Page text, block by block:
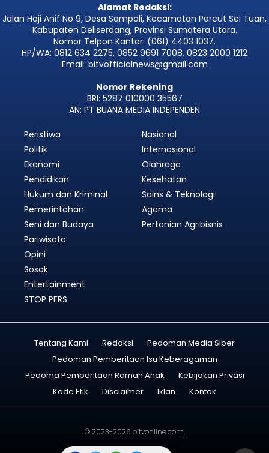
Alamat Redaksi:
Jalan Haji Anif No 9, Desa Sampali, Kecamatan Percut Sei Tuan,
Kabupaten Deliserdang, Provinsi Sumatera Utara.
Nomor Telpon Kantor: (061) 4403 1037.
HP/WA: 0812 634 2275, 0852 9691 7008, 0823 2000 1212
Email: bitvofficialnews@gmail.com
Nomor Rekening
BRI: 5287 010000 35567
AN: PT BUANA MEDIA INDEPENDEN
Peristiwa
Politik
Ekonomi
Pendidikan
Hukum dan Kriminal
Pemerintahan
Nasional
Internasional
Olahraga
Kesehatan
Sains & Teknologi
Agama
Seni dan Budaya
Pariwisata
Opini
Sosok
Entertainment
STOP PERS
Pertanian Agribisnis
Tentang Kami Redaksi
Pedoman Media Siber
Pedoman Pemberitaan Isu Keberagaman
Pedoma Pemberitaan Ramah Anak
Kebijakan Privasi
Kode Etik
Disclaimer Iklan Kontak
© 2023-2026 bitvonline.com.